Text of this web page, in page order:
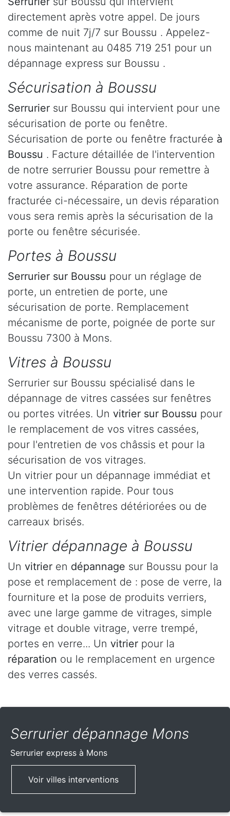
directement après votre appel. De jours
comme de nuit 7j/7 sur Boussu . Appelez-
nous maintenant au 0485 719 251 pour un
dépannage express sur Boussu .
Sécurisation à Boussu
Serrurier sur Boussu qui intervient pour une
sécurisation de porte ou fenêtre.
Sécurisation de porte ou fenêtre fracturée à
Boussu . Facture détaillée de l'intervention
de notre serrurier Boussu pour remettre à
votre assurance. Réparation de porte
fracturée ci-nécessaire, un devis réparation
vous sera remis après la sécurisation de la
porte ou fenêtre sécurisée.
Portes à Boussu
Serrurier sur Boussu pour un réglage de
porte, un entretien de porte, une
sécurisation de porte. Remplacement
mécanisme de porte, poignée de porte sur
Boussu 7300 à Mons.
Vitres à Boussu
Serrurier sur Boussu spécialisé dans le
dépannage de vitres cassées sur fenêtres
ou portes vitrées. Un vitrier sur Boussu pour
le remplacement de vos vitres cassées,
pour l'entretien de vos châssis et pour la
sécurisation de vos vitrages.
Un vitrier pour un dépannage immédiat et
une intervention rapide. Pour tous
problèmes de fenêtres détériorées ou de
carreaux brisés.
Vitrier dépannage à Boussu
Un vitrier en dépannage sur Boussu pour la
pose et remplacement de : pose de verre, la
fourniture et la pose de produits verriers,
avec une large gamme de vitrages, simple
vitrage et double vitrage, verre trempé,
portes en verre... Un vitrier pour la
réparation ou le remplacement en urgence
des verres cassés.
Serrurier dépannage Mons
Serrurier express à Mons
Voir villes interventions